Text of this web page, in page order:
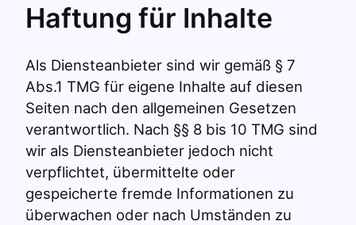
Haftung für Inhalte
Als Diensteanbieter sind wir gemäß § 7
Abs.1 TMG für eigene Inhalte auf diesen
Seiten nach den allgemeinen Gesetzen
verantwortlich. Nach §§ 8 bis 10 TMG sind
wir als Diensteanbieter jedoch nicht
verpflichtet, übermittelte oder
gespeicherte fremde Informationen zu
überwachen oder nach Umständen zu